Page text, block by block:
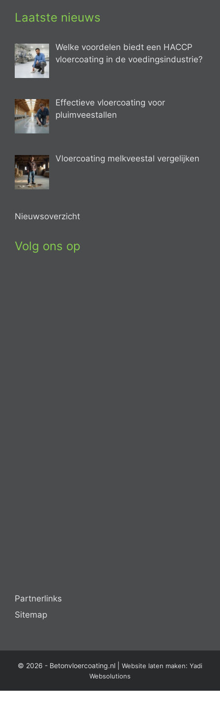
Laatste nieuws
Welke voordelen biedt een HACCP
vloercoating in de voedingsindustrie?
Effectieve vloercoating voor
pluimveestallen
Vloercoating melkveestal vergelijken
Nieuwsoverzicht
Volg ons op
Partnerlinks
Sitemap
© 2026 - Betonvloercoating.nl Website laten maken: Yadi
Websolutions